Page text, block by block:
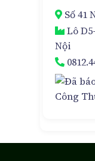
Số 41
Lô
Nội